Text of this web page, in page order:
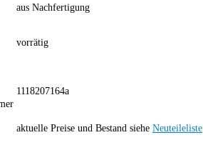
aus Nachfertigung
vorrätig
1118207164a
aktuelle Preise und Bestand siehe Neuteileliste